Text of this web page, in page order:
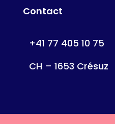
Contact
+41 77 405 10 75
CH – 1653 Crésuz